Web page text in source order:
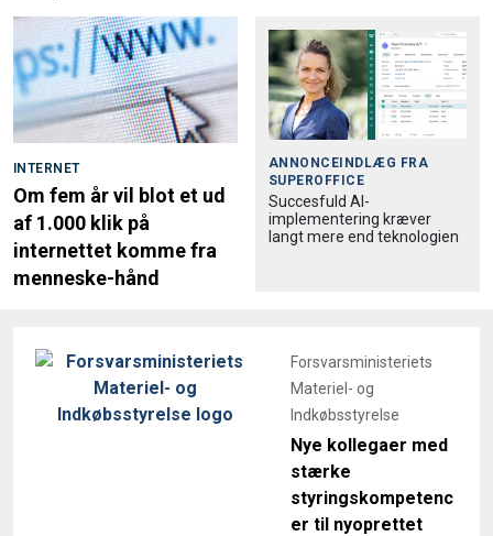
INTERNET
Om fem år vil blot et ud
af 1.000 klik på
internettet komme fra
menneske-hånd
ANNONCEINDLÆG FRA
SUPEROFFICE
Succesfuld AI-
implementering kræver
langt mere end teknologien
Forsvarsministeriets
Materiel- og
Indkøbsstyrelse
Nye kollegaer med
stærke
styringskompetenc
er til nyoprettet